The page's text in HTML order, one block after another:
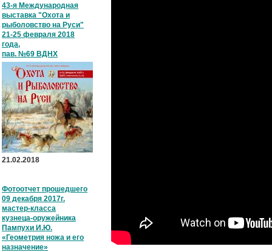
43-я Международная
выставка "Охота и
рыболовство на Руси"
21-25 февраля 2018
года,
пав. №69 ВДНХ
21.02.2018
Фотоотчет прошедшего
09 декабря 2017г.
мастер-класса
кузнеца-оружейника
Пампухи И.Ю.
«Геометрия ножа и его
назначение»